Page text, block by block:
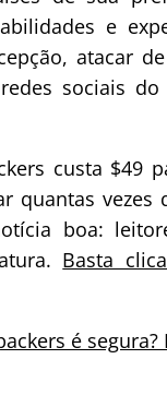
e
atacar
sociais
custa $49
quantas
boa:
Basta
é